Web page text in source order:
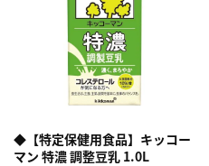
◆【特定保健用食品】キッコー
マン 特濃 調整豆乳 1.0L